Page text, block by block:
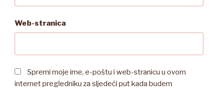
Web-stranica
Spremi moje ime, e-poštu i web-stranicu u ovom
internet pregledniku za sljedeći put kada budem